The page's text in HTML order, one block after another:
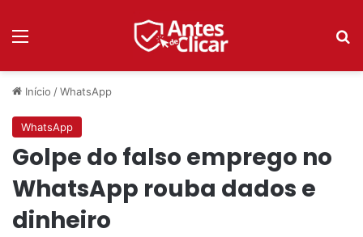
Início /WhatsApp
WhatsApp
Golpe do falso emprego no
WhatsApp rouba dados e
dinheiro